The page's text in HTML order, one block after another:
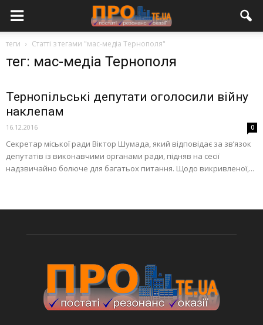
теги Статті з тегами "мас-медіа Тернополя"
тег: мас-медіа Тернополя
Тернопільські депутати оголосили війну
наклепам
16.12.2016 0
Секретар міської ради Віктор Шумада, який відповідає за зв’язок
депутатів із виконавчими органами ради, підняв на сесії
надзвичайно болюче для багатьох питання. Щодо викривленої,...